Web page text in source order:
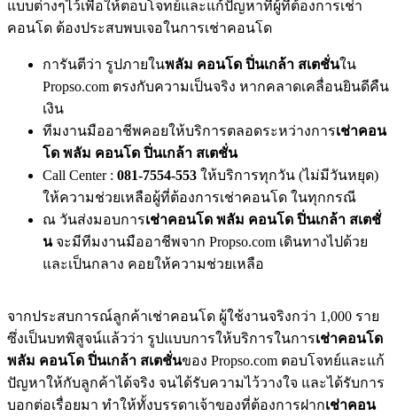
แบบต่างๆไว้เพื่อให้ตอบโจทย์และแก้ปัญหาที่ผู้ที่ต้องการเช่า
คอนโด ต้องประสบพบเจอในการเช่าคอนโด
การันตีว่า รูปภายในพลัม คอนโด ปิ่นเกล้า สเตชั่นใน
Propso.com ตรงกับความเป็นจริง หากคลาดเคลื่อนยินดีคืน
เงิน
ทีมงานมืออาชีพคอยให้บริการตลอดระหว่างการเช่าคอน
โด พลัม คอนโด ปิ่นเกล้า สเตชั่น
Call Center : 081-7554-553 ให้บริการทุกวัน (ไม่มีวันหยุด)
ให้ความช่วยเหลือผู้ที่ต้องการเช่าคอนโด ในทุกกรณี
ณ วันส่งมอบการเช่าคอนโด พลัม คอนโด ปิ่นเกล้า สเตชั่
นจะมีทีมงานมืออาชีพจาก Propso.com เดินทางไปด้วย
และเป็นกลาง คอยให้ความช่วยเหลือ
จากประสบการณ์ลูกค้าเช่าคอนโด ผู้ใช้งานจริงกว่า 1,000 ราย
ซึ่งเป็นบทพิสูจน์แล้วว่า รูปแบบการให้บริการในการเช่าคอนโด
พลัม คอนโด ปิ่นเกล้า สเตชั่นของ Propso.com ตอบโจทย์และแก้
ปัญหาให้กับลูกค้าได้จริง จนได้รับความไว้วางใจ และได้รับการ
บอกต่อเรื่อยมา ทำให้ทั้งบรรดาเจ้าของที่ต้องการฝากเช่าคอน